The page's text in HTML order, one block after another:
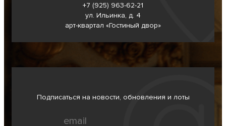
+7 (925) 963-62-21
ул. Ильинка, д. 4
арт-квартал «Гостиный двор»
Подписаться на новости, обновления и лоты